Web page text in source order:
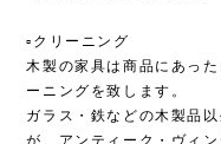
▫︎クリーニング
木製の家具は商品にあっ
ーニングを致します。
ガラス・鉄などの木製品
が、アンティーク・ヴィ